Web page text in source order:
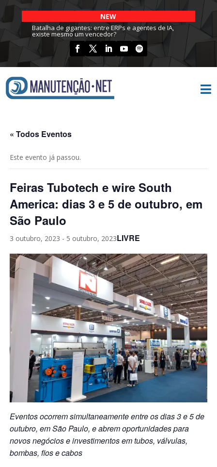
NEW
Batalha de gigantes: entre ERPs e agentes de IA,
existe mesmo um vencedor?

« Todos Eventos
Este evento já passou.
Feiras Tubotech e wire South
America: dias 3 e 5 de outubro, em
São Paulo
3 outubro, 2023 - 5 outubro, 2023LIVRE
Eventos ocorrem simultaneamente entre os dias 3 e 5 de
outubro, em São Paulo, e abrem oportunidades para
novos negócios e investimentos em tubos, válvulas,
bombas, fios e cabos